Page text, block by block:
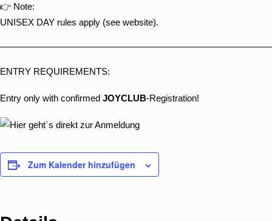
👉 Note:
UNISEX DAY rules apply (see website).
ENTRY REQUIREMENTS:
Entry only with confirmed JOYCLUB-Registration!
Zum Kalender hinzufügen